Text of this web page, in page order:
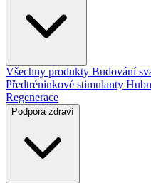
Všechny produkty Budování
Předtréninkové stimulanty
Regenerace
Podpora zdraví